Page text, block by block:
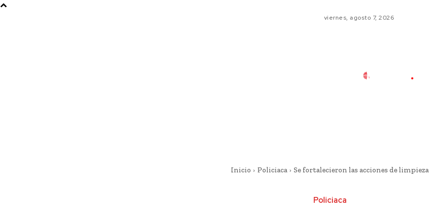
viernes, agosto 7, 2026
Inicio Policiaca Se fortalecieron las acciones de limpieza
Policiaca